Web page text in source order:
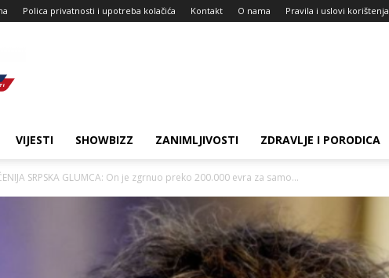
Polica privatnosti i upotreba kolačića Kontakt O nama Pravila i uslovi korištenja
VIJESTI SHOWBIZZ ZANIMLJIVOSTI ZDRAVLJE I PORODICA
SRPSKA GLUMCA: On je zgrnuo preko 200.000 evra za samo...